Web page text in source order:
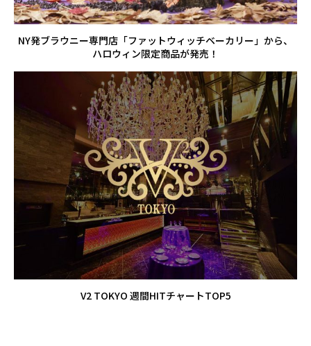
NY発ブラウニー専門店「ファットウィッチベーカリー」から、
ハロウィン限定商品が発売！
V2 TOKYO 週間HITチャートTOP5